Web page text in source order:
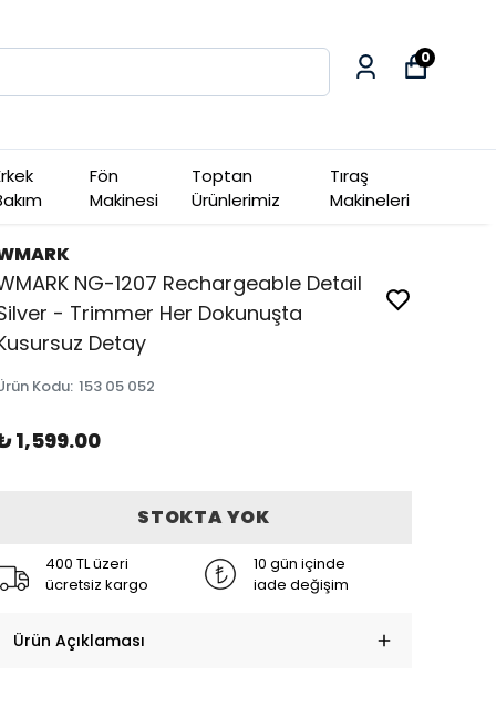
Fön
Makinesi
Toptan
Ürünlerimiz
Tıraş
Makineleri
0
NG-1207 Rechargeable Detail
- Trimmer Her Dokunuşta
Detay
Kodu: 153 05 052
1,599.00
STOKTA YOK
400 TL üzeri
ücretsiz kargo
10 gün içinde
iade değişim
Ürün Açıklaması